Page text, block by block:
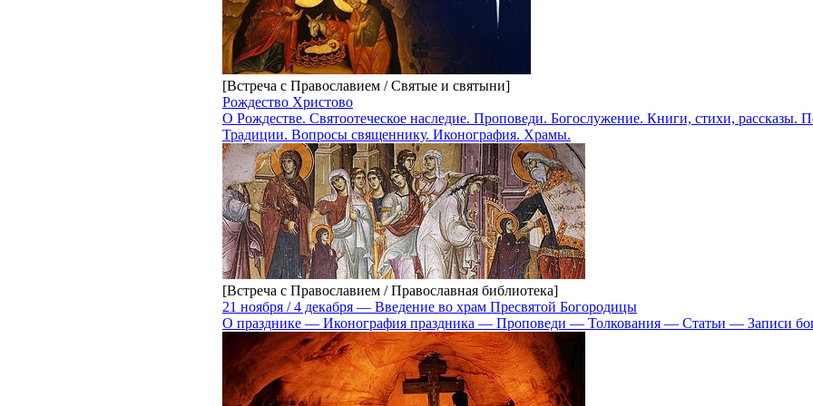
[Встреча с Православием / Святые и святыни]
Рождество Христово
О Рождестве. Святоотеческое наследие. Проповеди. Богослужение. Книги, стихи, рассказы.
Традиции. Вопросы священнику. Иконография. Храмы.
[Встреча с Православием / Православная библиотека]
21 ноября / 4 декабря — Введение во храм Пресвятой Богородицы
О празднике — Иконография праздника — Проповеди — Толкования — Статьи — Записи